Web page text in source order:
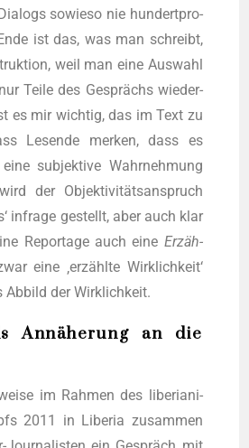
sowie­so nie hun­dert­pro­
ist das, was man schreibt,
weil man eine Aus­wahl
Tei­le des Gesprächs wie­der­
es mir wich­tig, das im Text zu
Lesen­de mer­ken, dass es
sub­jek­ti­ve Wahr­neh­mung
der Objek­ti­vi­täts­an­spruch
infra­ge gestellt, aber auch klar
Repor­ta­ge auch eine Erzäh­
eine ‚erzähl­te Wirk­lich­keit‘
Abbild der Wirklichkeit.
Annäherung an die
im Rah­men des libe­ria­ni­
2011 in Libe­ria zusam­men